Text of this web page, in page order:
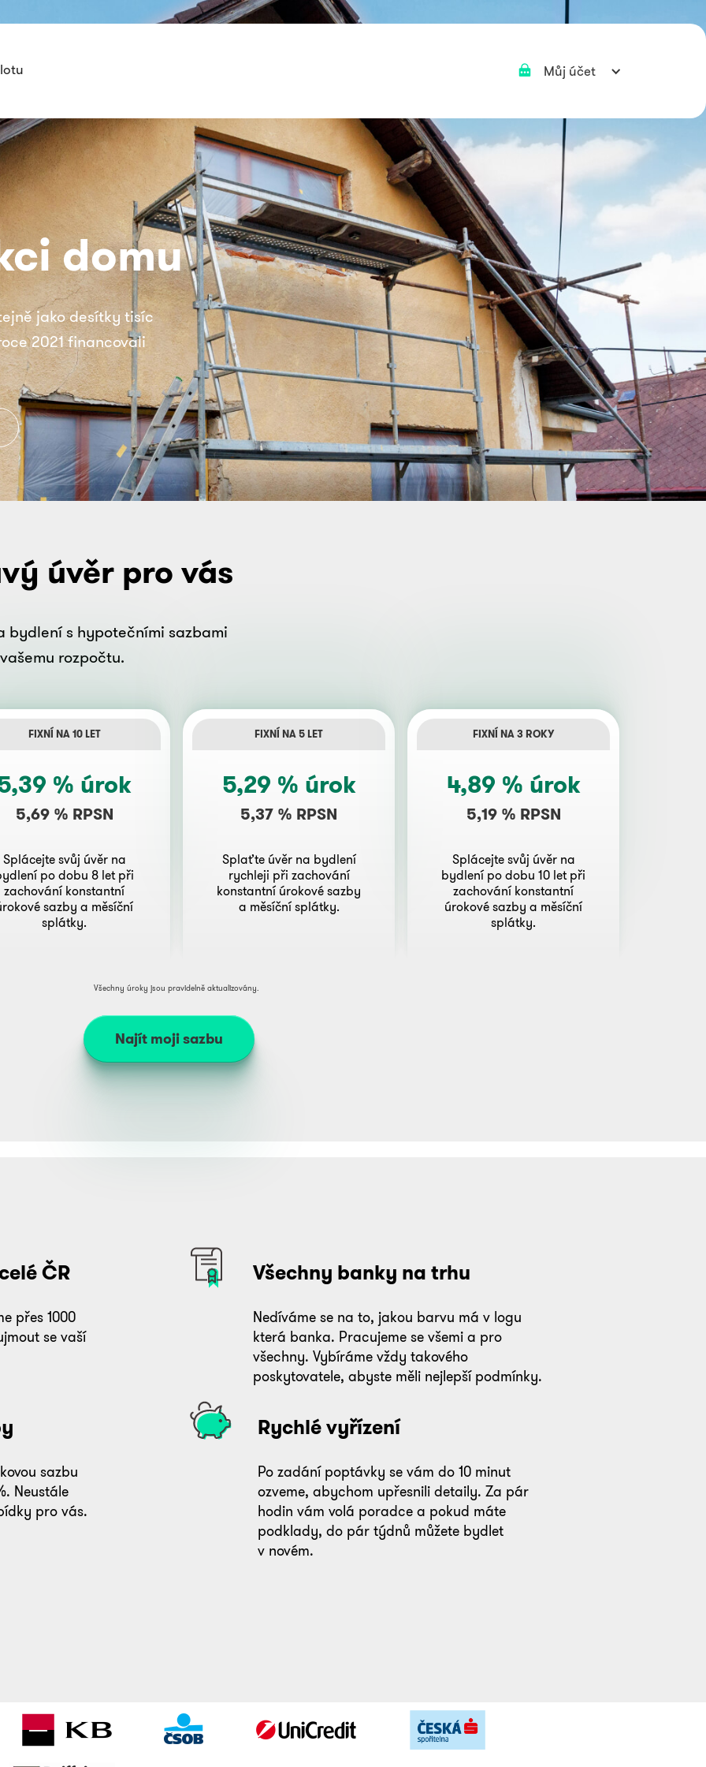
Můj účet
domu
jako desítky tisíc
2021 financovali
úvěr pro vás
bydlení s hypotečními sazbami
rozpočtu.
FIXNÍ NA 10 LET
% úrok
5,69 % RPSN
Splácejte svůj úvěr na
po dobu 8 let při
zachování konstantní
sazby a měsíční
splátky.
FIXNÍ NA 5 LET
5,29 % úrok
5,37 % RPSN
Splaťte úvěr na bydlení
rychleji při zachování
konstantní úrokové sazby
a měsíční splátky.
FIXNÍ NA 3 ROKY
4,89 % úrok
5,19 % RPSN
Splácejte svůj úvěr na
bydlení po dobu 10 let při
zachování konstantní
úrokové sazby a měsíční
splátky.
Všechny úroky jsou pravidelně aktualizovány.
Najít moji sazbu
ČR
přes 1000
se vaší
Všechny banky na trhu
Nedíváme se na to, jakou barvu má v logu
která banka. Pracujeme se všemi a pro
všechny. Vybíráme vždy takového
poskytovatele, abyste měli nejlepší podmínky.
sazbu
Neustále
pro vás.
Rychlé vyřízení
Po zadání poptávky se vám do 10 minut
ozveme, abychom upřesnili detaily. Za pár
hodin vám volá poradce a pokud máte
podklady, do pár týdnů můžete bydlet
v novém.